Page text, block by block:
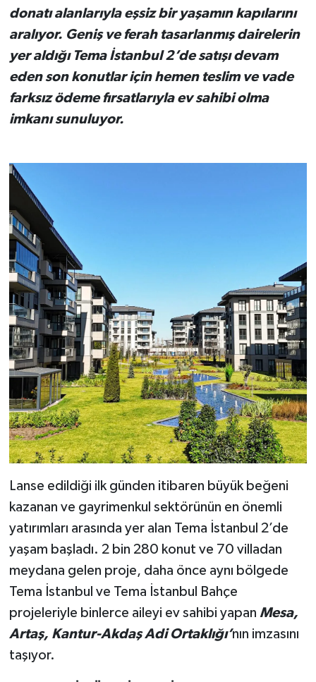
donatı alanlarıyla eşsiz bir yaşamın kapılarını
aralıyor. Geniş ve ferah tasarlanmış dairelerin
yer aldığı Tema İstanbul 2’de satışı devam
eden son konutlar için hemen teslim ve vade
farksız ödeme fırsatlarıyla ev sahibi olma
imkanı sunuluyor.
Lanse edildiği ilk günden itibaren büyük beğeni
kazanan ve gayrimenkul sektörünün en önemli
yatırımları arasında yer alan Tema İstanbul 2’de
yaşam başladı. 2 bin 280 konut ve 70 villadan
meydana gelen proje, daha önce aynı bölgede
Tema İstanbul ve Tema İstanbul Bahçe
projeleriyle binlerce aileyi ev sahibi yapan Mesa,
Artaş, Kantur-Akdaş Adi Ortaklığı’nın imzasını
taşıyor.